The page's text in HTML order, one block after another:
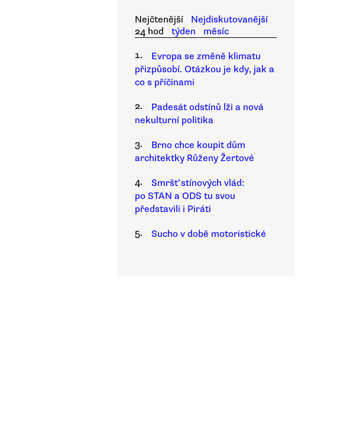
Nejčtenější
Nejdiskutovanější
24 hod
týden
měsíc
1.
Evropa se změně klimatu
přizpůsobí. Otázkou je kdy, jak a
co s příčinami
2.
Padesát odstínů lži a nová
nekulturní politika
3.
Brno chce koupit dům
architektky Růženy Žertové
4.
Smršť stínových vlád:
po STAN a ODS tu svou
představili i Piráti
5.
Sucho v době motoristické